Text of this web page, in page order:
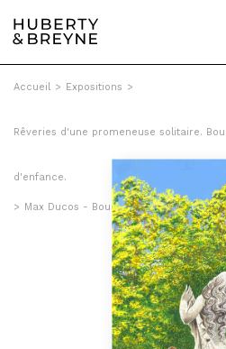
Accueil > Expositions >
Rêveries d'une promeneuse solitaire.
d'enfance.
> Max Ducos - Boucle de pierre